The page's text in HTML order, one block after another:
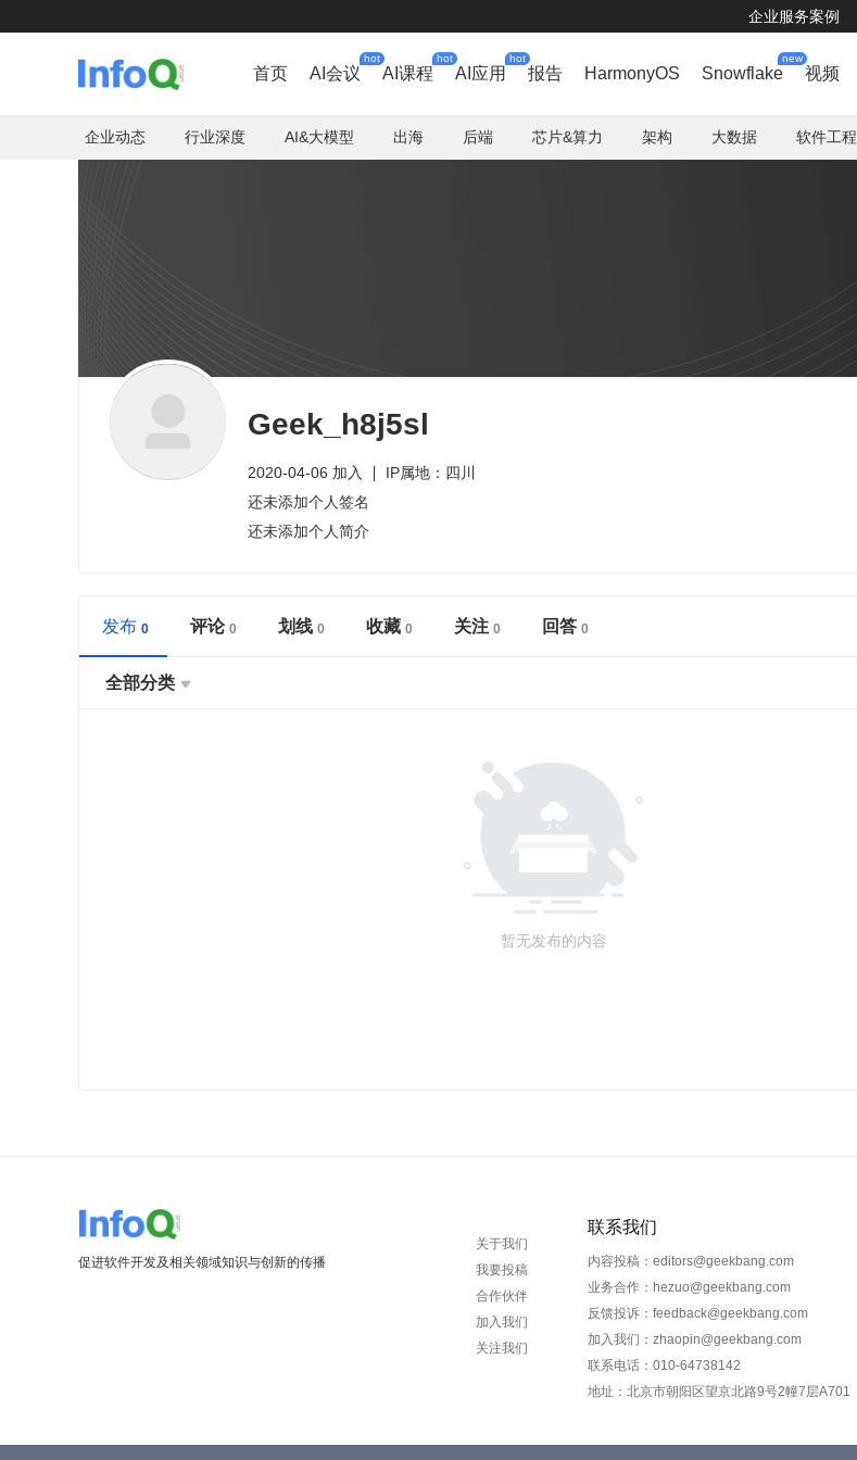
企业服务案例
首页 AI会议
hot
AI课程
hot
AI应用
hot
报告 HarmonyOS Snowflake
new
视频
企业动态 行业深度 AI&大模型 出海 后端 芯片&算力 架构 大数据 软件工程
Geek_h8j5sl
2020-04-06 加入
IP属地：四川
还未添加个人签名
还未添加个人简介
发布 评论 划线 收藏 关注 回答
全部分类 
暂无发布的内容
促进软件开发及相关领域知识与创新的传播
关于我们
我要投稿
合作伙伴
加入我们
关注我们
联系我们
内容投稿：editors@geekbang.com
业务合作：hezuo@geekbang.com
反馈投诉：feedback@geekbang.com
加入我们：zhaopin@geekbang.com
联系电话：010-64738142
地址：北京市朝阳区望京北路9号2幢7层A701